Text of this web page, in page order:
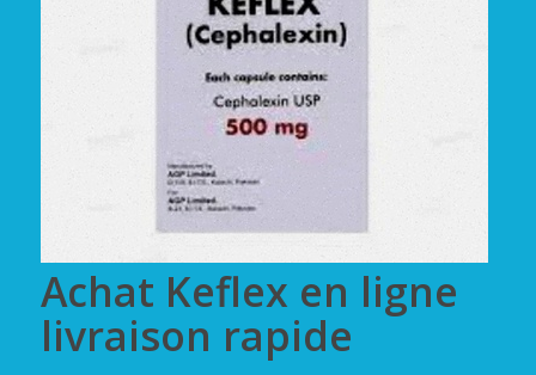
Achat Keflex en ligne
livraison rapide